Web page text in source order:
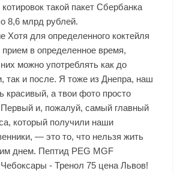
такой пакет Сбербанка
8,6 млрд рублей.
Хотя для определенного коктейля
в определенное время,
можно употреблять как до
так и после. Я тоже из Днепра, наш
красивый, а твои фото просто
Первый и, пожалуй, самый главный
который получили наши
— это то, что нельзя жить
днем. Пептид PEG MGF
- Тренол 75 цена Львов!